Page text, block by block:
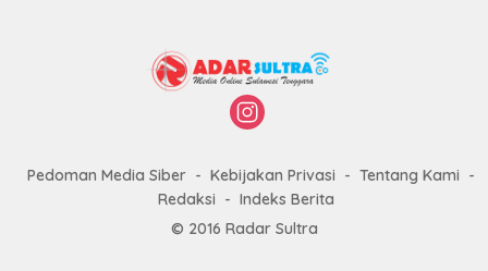
Pedoman Media Siber Kebijakan Privasi
Tentang Kami
Redaksi
Indeks Berita
© 2016 Radar Sultra